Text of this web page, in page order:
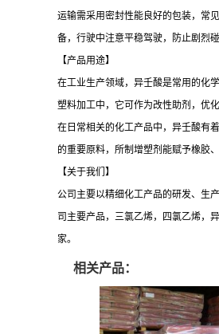
运输需采用密封性能良好的包装，常
备，行驶中注意平稳驾驶，防止剧烈
【产品用途】
在工业生产领域，异壬酸是常用的化
塑料加工中，它可作为改性助剂，优
在日常相关的化工产品中，异壬酸有
的重要原料，所制增塑剂能赋予橡胶
【关于我们】
公司主要以精细化工产品的研发、生
司主要产品，三氯乙烯，四氯乙烯，
家。
相关产品：